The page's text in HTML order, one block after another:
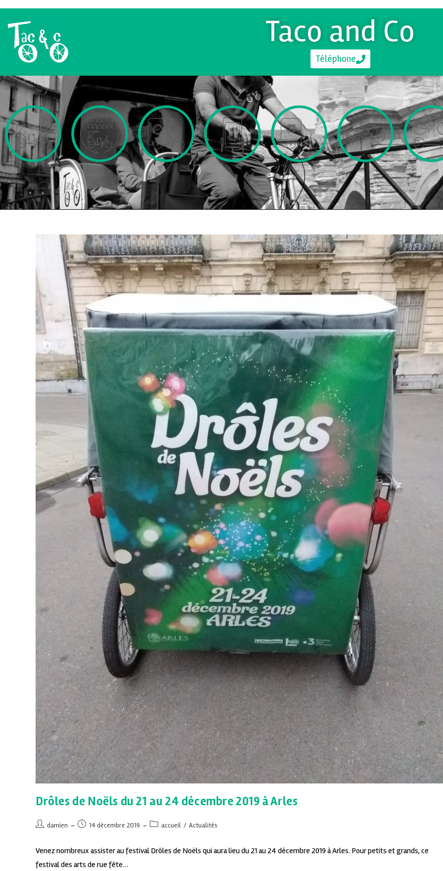
Taco and Co
Téléphone
Drôles de Noëls du 21 au 24 décembre 2019 à Arles
damien 14 décembre 2019 accueil / Actualités
Venez nombreux assister au festival Drôles de Noëls qui aura lieu du 21 au 24 décembre 2019 à Arles. Pour petits et grands, ce
festival des arts de rue fête…